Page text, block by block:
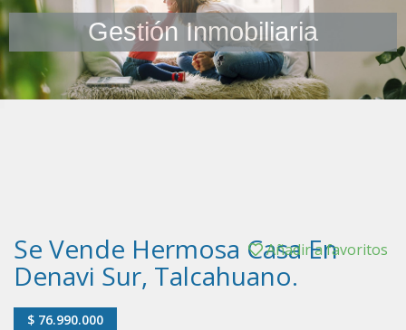
Gestión Inmobiliaria
Se Vende Hermosa Casa En
Denavi Sur, Talcahuano.
Añadir a favoritos
$ 76.990.000